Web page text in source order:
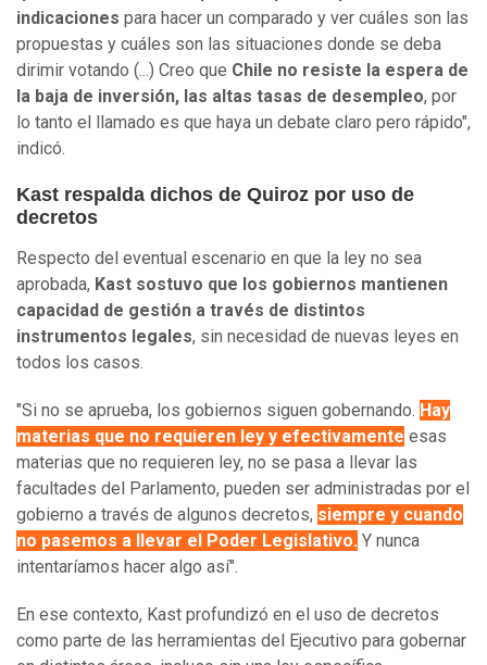
indicaciones para hacer un comparado y ver cuáles son las
propuestas y cuáles son las situaciones donde se deba
dirimir votando (...) Creo que Chile no resiste la espera de
la baja de inversión, las altas tasas de desempleo, por
lo tanto el llamado es que haya un debate claro pero rápido",
indicó.
Kast respalda dichos de Quiroz por uso de
decretos
Respecto del eventual escenario en que la ley no sea
aprobada, Kast sostuvo que los gobiernos mantienen
capacidad de gestión a través de distintos
instrumentos legales, sin necesidad de nuevas leyes en
todos los casos.
"Si no se aprueba, los gobiernos siguen gobernando. Hay
materias que no requieren ley y efectivamente esas
materias que no requieren ley, no se pasa a llevar las
facultades del Parlamento, pueden ser administradas por el
gobierno a través de algunos decretos, siempre y cuando
no pasemos a llevar el Poder Legislativo. Y nunca
intentaríamos hacer algo así".
En ese contexto, Kast profundizó en el uso de decretos
como parte de las herramientas del Ejecutivo para gobernar